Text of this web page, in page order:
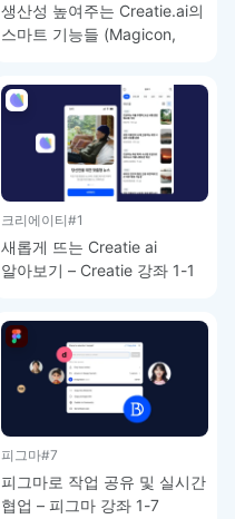
생산성 높여주는 Creatie.ai의
스마트 기능들 (Magicon,
Guide, Audit) – Creatie 강좌
1-3
크리에이티#1
새롭게 뜨는 Creatie ai
알아보기 – Creatie 강좌 1-1
피그마#7
피그마로 작업 공유 및 실시간
협업 – 피그마 강좌 1-7